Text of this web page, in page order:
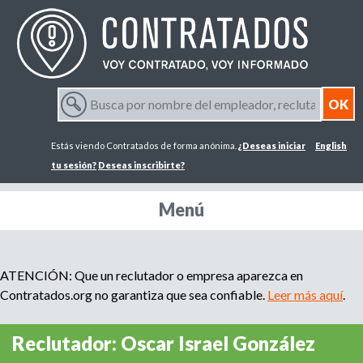
u
l
B
u
c
a
p
m
b
e
d
English
Estás viendo Contratados de forma anónima. ¿Deseas iniciar
tu sesión? Deseas inscribirte?
Menú
ATENCIÓN: Que un reclutador o empresa aparezca en
Contratados.org no garantiza que sea confiable. Leer más aquí.
Reclutador: Oscar Israel González